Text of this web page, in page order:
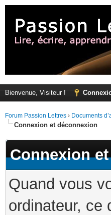
Bienvenue, Visiteur !
Forum Passion Lettres › Documents
Connexion et déconnexion
Connexion
Quand vous
ordinateur, ce